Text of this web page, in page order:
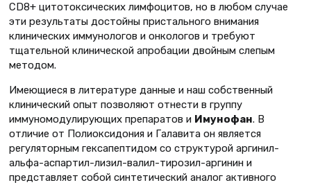
CD8+ цитотоксических лимфоцитов, но в любом случае
эти результаты достойны пристального внимания
клинических иммунологов и онкологов и требуют
тщательной клинической апробации двойным слепым
методом.
Имеющиеся в литературе данные и наш собственный
клинический опыт позволяют отнести в группу
иммуномодулирующих препаратов и Имунофан. В
отличие от Полиоксидония и Галавита он является
регуляторным гексапептидом со структурой аргинил-
альфа-аспартил-лизил-валил-тирозил-аргинин и
представляет собой синтетический аналог активного